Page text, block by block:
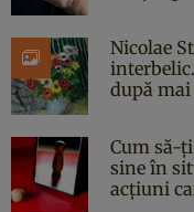
Nicolae
după mai
Cum să-
sine în
acțiuni